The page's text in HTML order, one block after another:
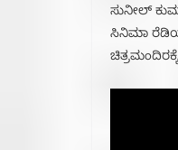
ಸುನೀಲ್
ಸಿನಿಮಾ